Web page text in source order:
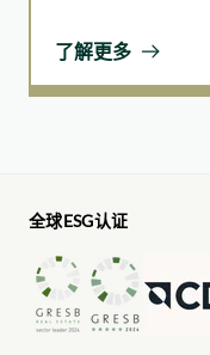
告期」）。
了解更多
全球ESG认证